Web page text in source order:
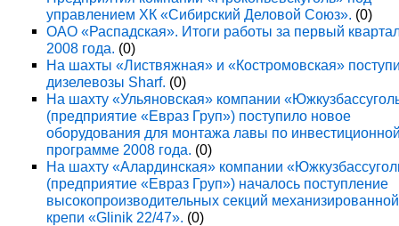
управлением ХК «Сибирский Деловой Союз». (0)
ОАО «Распадская». Итоги работы за первый
2008 года. (0)
На шахты «Листвяжная» и «Костромовская»
дизелевозы Sharf. (0)
На шахту «Ульяновская» компании
(предприятие «Евраз Груп») поступило новое
оборудования для монтажа лавы по
программе 2008 года. (0)
На шахту «Алардинская» компании
(предприятие «Евраз Груп») началось поступление
высокопроизводительных секций механизированной
крепи «Glinik 22/47». (0)